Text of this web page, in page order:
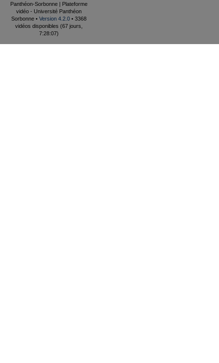
Panthéon-Sorbonne | Plateforme
vidéo - Université Panthéon
Sorbonne • Version 4.2.0 • 3368
vidéos disponibles (67 jours,
7:28:07)